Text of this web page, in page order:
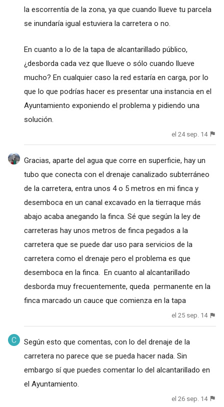
la escorrentía de la zona, ya que cuando llueve tu parcela
se inundaría igual estuviera la carretera o no.
En cuanto a lo de la tapa de alcantarillado público,
¿desborda cada vez que llueve o sólo cuando llueve
mucho? En cualquier caso la red estaría en carga, por lo
que lo que podrías hacer es presentar una instancia en el
Ayuntamiento exponiendo el problema y pidiendo una
solución.
el 24 sep. 14
Gracias, aparte del agua que corre en superficie, hay un
tubo que conecta con el drenaje canalizado subterráneo
de la carretera, entra unos 4 o 5 metros en mi finca y
desemboca en un canal excavado en la tierraque más
abajo acaba anegando la finca. Sé que según la ley de
carreteras hay unos metros de finca pegados a la
carretera que se puede dar uso para servicios de la
carretera como el drenaje pero el problema es que
desemboca en la finca. En cuanto al alcantarillado
desborda muy frecuentemente, queda permanente en la
finca marcado un cauce que comienza en la tapa
el 25 sep. 14
Según esto que comentas, con lo del drenaje de la
carretera no parece que se pueda hacer nada. Sin
embargo sí que puedes comentar lo del alcantarillado en
el Ayuntamiento.
el 26 sep. 14